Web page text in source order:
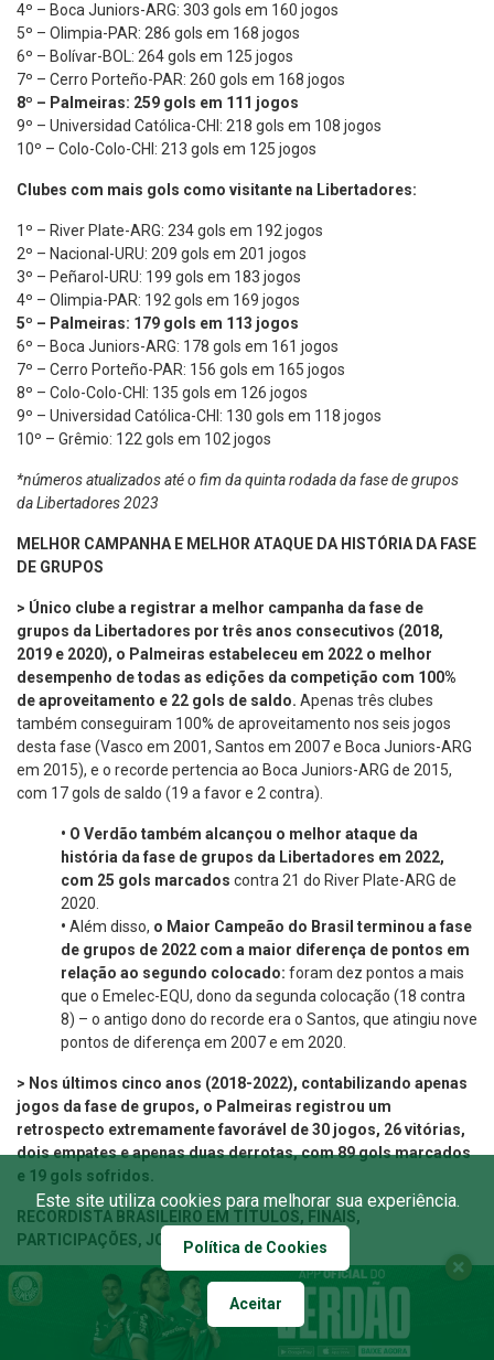
4º – Boca Juniors-ARG: 303 gols em 160 jogos
5º – Olimpia-PAR: 286 gols em 168 jogos
6º – Bolívar-BOL: 264 gols em 125 jogos
7º – Cerro Porteño-PAR: 260 gols em 168 jogos
8º – Palmeiras: 259 gols em 111 jogos
9º – Universidad Católica-CHI: 218 gols em 108 jogos
10º – Colo-Colo-CHI: 213 gols em 125 jogos
Clubes com mais gols como visitante na Libertadores:
1º – River Plate-ARG: 234 gols em 192 jogos
2º – Nacional-URU: 209 gols em 201 jogos
3º – Peñarol-URU: 199 gols em 183 jogos
4º – Olimpia-PAR: 192 gols em 169 jogos
5º – Palmeiras: 179 gols em 113 jogos
6º – Boca Juniors-ARG: 178 gols em 161 jogos
7º – Cerro Porteño-PAR: 156 gols em 165 jogos
8º – Colo-Colo-CHI: 135 gols em 126 jogos
9º – Universidad Católica-CHI: 130 gols em 118 jogos
10º – Grêmio: 122 gols em 102 jogos
*números atualizados até o fim da quinta rodada da fase de grupos
da Libertadores 2023
MELHOR CAMPANHA E MELHOR ATAQUE DA HISTÓRIA DA FASE
DE GRUPOS
> Único clube a registrar a melhor campanha da fase de
grupos da Libertadores por três anos consecutivos (2018,
2019 e 2020), o Palmeiras estabeleceu em 2022 o melhor
desempenho de todas as edições da competição com 100%
de aproveitamento e 22 gols de saldo. Apenas três clubes
também conseguiram 100% de aproveitamento nos seis jogos
desta fase (Vasco em 2001, Santos em 2007 e Boca Juniors-ARG
em 2015), e o recorde pertencia ao Boca Juniors-ARG de 2015,
com 17 gols de saldo (19 a favor e 2 contra).
• O Verdão também alcançou o melhor ataque da
história da fase de grupos da Libertadores em 2022,
com 25 gols marcados contra 21 do River Plate-ARG de
2020.
• Além disso, o Maior Campeão do Brasil terminou a fase
de grupos de 2022 com a maior diferença de pontos em
relação ao segundo colocado: foram dez pontos a mais
que o Emelec-EQU, dono da segunda colocação (18 contra
8) – o antigo dono do recorde era o Santos, que atingiu nove
pontos de diferença em 2007 e em 2020.
> Nos últimos cinco anos (2018-2022), contabilizando apenas
jogos da fase de grupos, o Palmeiras registrou um
retrospecto extremamente favorável de 30 jogos, 26 vitórias,
dois empates e apenas duas derrotas, com 89 gols marcados
e 19 gols sofridos.
RECORDISTA BRASILEIRO EM TÍTULOS, FINAIS,
PARTICIPAÇÕES, JOGOS, VITÓRIAS E GOLS
> Ao lado de Flamengo, São Paulo, Santos e Grêmio,o Palmeiras
é a equipe brasileira com mais títulos da Libertadores em toda
a história, com três no total(1999, 2020 e 2021).
Este site utiliza cookies para melhorar sua experiência.
Política de Cookies
Aceitar